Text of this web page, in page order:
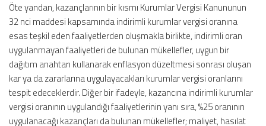
Öte yandan, kazançlarının bir kısmı Kurumlar Vergisi Kanununun
32 nci maddesi kapsamında indirimli kurumlar vergisi oranına
esas teşkil eden faaliyetlerden oluşmakla birlikte, indirimli oran
uygulanmayan faaliyetleri de bulunan mükellefler, uygun bir
dağıtım anahtarı kullanarak enflasyon düzeltmesi sonrası oluşan
kar ya da zararlarına uygulayacakları kurumlar vergisi oranlarını
tespit edeceklerdir. Diğer bir ifadeyle, kazancına indirimli kurumlar
vergisi oranının uygulandığı faaliyetlerinin yanı sıra, %25 oranının
uygulanacağı kazançları da bulunan mükellefler; maliyet, hasılat